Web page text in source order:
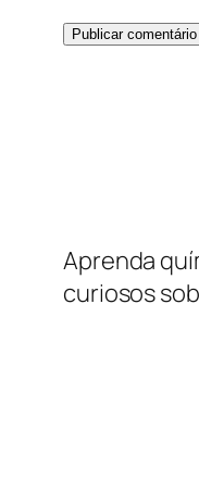
Aprenda
curiosos